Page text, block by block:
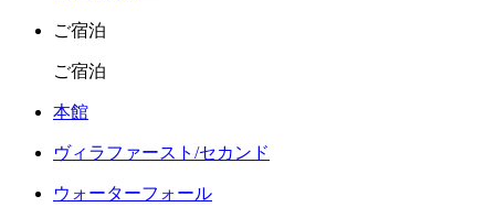
ご宿泊
ご宿泊
本館
ヴィラファースト/セカンド
ウォーターフォール